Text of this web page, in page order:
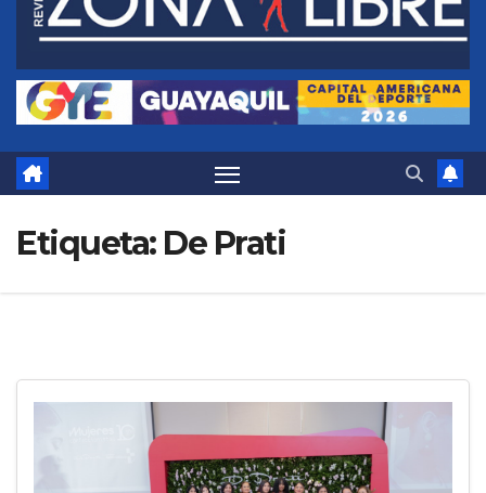
Etiqueta: De Prati